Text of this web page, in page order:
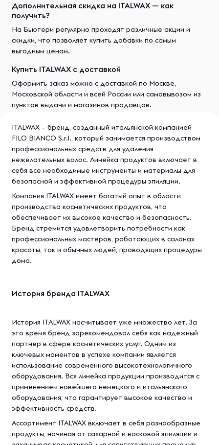
Дополнительная скидка на ITALWAX — как
получить?
На Бьютери регулярно проходят различные акции и
скидки, что позволяет купить добавки по самым
выгодным ценам.
Купить ITALWAX с доставкой
Оформить заказ можно с доставкой по Москве,
Московской области и всей России или самовывозом из
пунктов выдачи и магазинов продавцов.
ITALWAX – бренд, созданный итальянской компанией
FILO BIANCO S.r.l., который занимается производством
профессиональных средств для удаления
нежелательных волос. Линейка продуктов включает в
себя все необходимые инструменты и материалы для
безопасной и эффективной процедуры эпиляции.
Компания ITALWAX имеет богатый опыт в области
производства косметических продуктов, что
обеспечивает их высокое качество и безопасность.
Бренд стремится удовлетворить потребности как
профессиональных мастеров, работающих в салонах
красоты, так и обычных людей, проводящих процедуры
дома.
История бренда ITALWAX
История ITALWAX насчитывает уже множество лет. За
это время бренд зарекомендовал себя как надежный
партнер в сфере косметических услуг. Одним из
ключевых моментов в успехе компании является
использование современного высокотехнологичного
оборудования. Вся линейка продукции производится с
применением новейшего немецкого и итальянского
оборудования, что гарантирует высокое качество и
эффективность средств.
Ассортимент ITALWAX включает в себя разнообразные
продукты, начиная от сахарной и восковой эпиляции и